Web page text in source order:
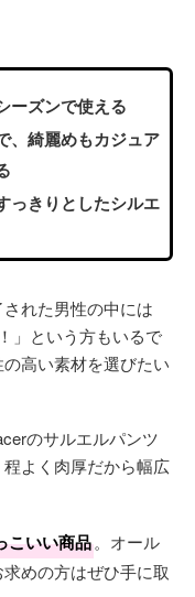
ーズンで使える
、綺麗めもカジュア
っきりとしたシルエ
れた男性の中には
」という方もいるで
高い素材を選びたい
のサルエルパンツ
よく肉厚だから幅広
こいい商品。オール
めの方はぜひ手に取